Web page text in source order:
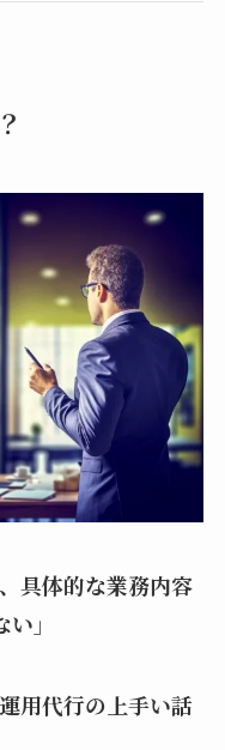
具体的な業務内容
」
用代行の上手い話